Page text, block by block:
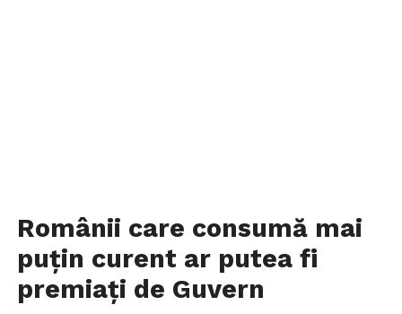
Românii care consumă mai
puţin curent ar putea fi
premiaţi de Guvern